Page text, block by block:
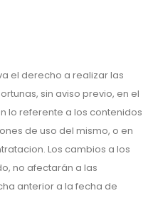
el derecho a realizar las
sin aviso previo, en el
lo referente a los contenidos
de uso del mismo, o en
Los cambios a los
no afectarán a las
anterior a la fecha de